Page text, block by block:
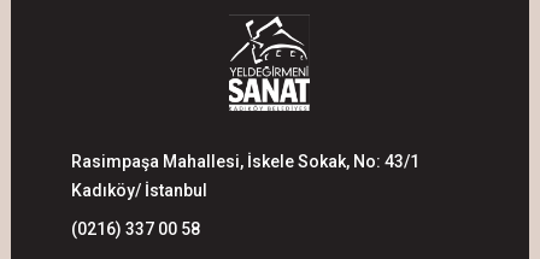
Rasimpaşa Mahallesi, İskele Sokak, No: 43/1
Kadıköy/ İstanbul
(0216) 337 00 58